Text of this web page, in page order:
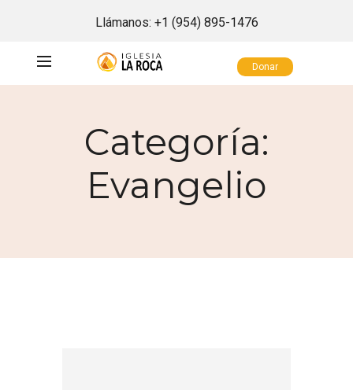
Llámanos: +1 (954) 895-1476
Donar
Categoría:
Evangelio